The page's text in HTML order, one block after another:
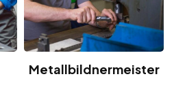
Metallbildnermeister